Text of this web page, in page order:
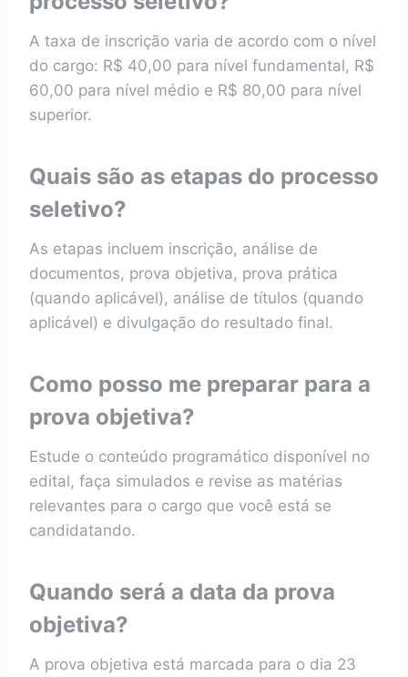
A taxa de inscrição varia de acordo com o nível
do cargo: R$ 40,00 para nível fundamental, R$
60,00 para nível médio e R$ 80,00 para nível
superior.
Quais são as etapas do processo
seletivo?
As etapas incluem inscrição, análise de
documentos, prova objetiva, prova prática
(quando aplicável), análise de títulos (quando
aplicável) e divulgação do resultado final.
Como posso me preparar para a
prova objetiva?
Estude o conteúdo programático disponível no
edital, faça simulados e revise as matérias
relevantes para o cargo que você está se
candidatando.
Quando será a data da prova
objetiva?
A prova objetiva está marcada para o dia 23